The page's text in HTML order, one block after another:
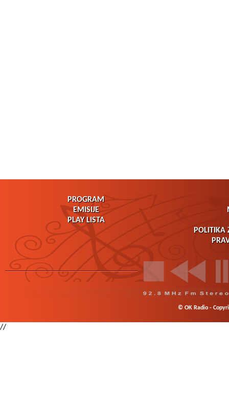
PROGRAM
EMISIJE
PLAY LISTA
POLITIKA
© OK Radio -
//